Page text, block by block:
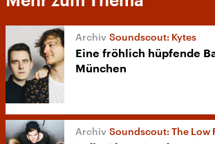
Soundscout: Kytes
Eine fröhlich hüpfende
München
Soundscout: The Low